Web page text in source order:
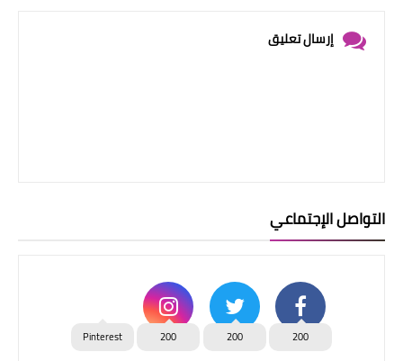
إرسال تعليق
التواصل الإجتماعي
200
200
200
Pinterest